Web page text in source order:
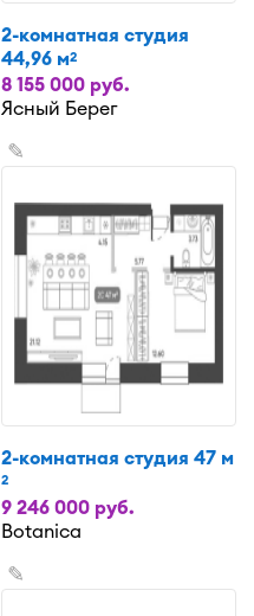
2-комнатная студия
44,96 м2
8 155 000 руб.
Ясный Берег
✎
2-комнатная студия 47 м
2
9 246 000 руб.
Botanica
✎